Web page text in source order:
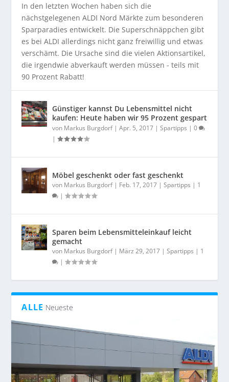
In den letzten Wochen haben sich die
nächstgelegenen ALDI Nord Märkte zum besonderen
Sparparadies entwickelt. Die Superschnäppchen gibt
es bei ALDI allerdings nicht ganz freiwillig und etwas
verschämt. Die Ursache sind die vielen Aktionsartikel,
die irgendwie abverkauft werden müssen - teils mit
90 Prozent Rabatt!
Günstiger kannst Du Lebensmittel nicht
kaufen: Heute haben wir 95 Prozent gespart
von Markus Burgdorf|Apr. 5, 2017 |Spartipps |0
|
Möbel geschenkt oder fast geschenkt
von Markus Burgdorf| Feb. 17, 2017 |Spartipps | 1
|
Sparen beim Lebensmitteleinkauf leicht
gemacht
von Markus Burgdorf| März 29, 2017 |Spartipps | 1
|
ALLE Neueste